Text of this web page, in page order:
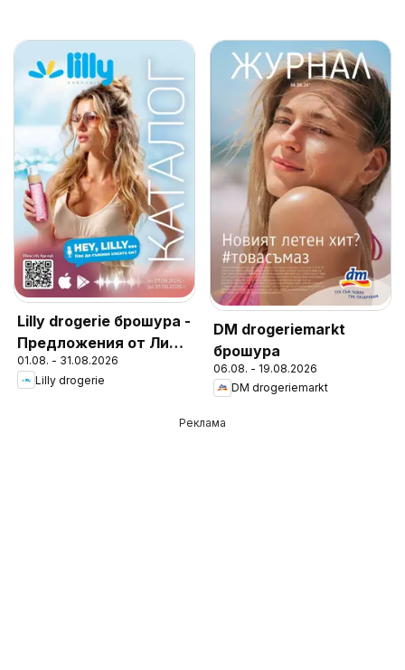
Lilly drogerie брошура -
Предложения от Лили
Дрогерие
01.08. - 31.08.2026
Lilly drogerie
DM drogeriemarkt
брошура
06.08. - 19.08.2026
DM drogeriemarkt
Реклама